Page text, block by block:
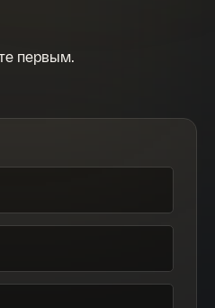
РОССИИ».
качеством «пруф».
5,0 тыс. штук;
первым.